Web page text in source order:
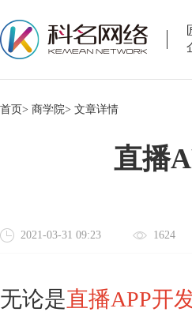
首页> 商学院> 文章详情
直播
2021-03-31 09:23 1624
无论是直播APP开